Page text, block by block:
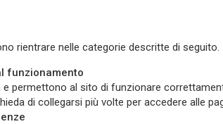
rientrare nelle categorie descritte di seguito.
funzionamento
permettono al sito di funzionare
di collegarsi più volte per accedere alle